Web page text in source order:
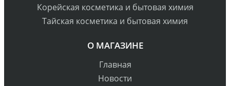
Корейская косметика и бытовая химия
Тайская косметика и бытовая химия
О МАГАЗИНЕ
Главная
Новости